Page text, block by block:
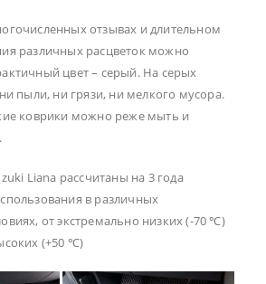
отзывах и длительном
различных расцветок можно
цвет – серый. На серых
пыли, ни грязи, ни мелкого мусора.
коврики можно реже мыть и
Liana рассчитаны на 3 года
в различных
от экстремально низких (-70 ℃)
(+50 ℃)